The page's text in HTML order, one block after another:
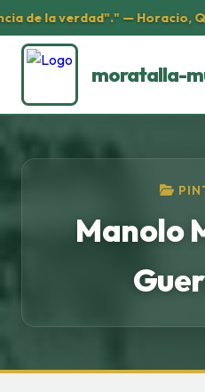
de la verdad"." — Horacio,
moratalla-
Manolo